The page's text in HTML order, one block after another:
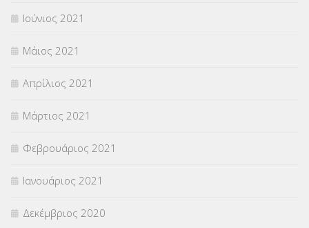
Ιούνιος 2021
Μάιος 2021
Απρίλιος 2021
Μάρτιος 2021
Φεβρουάριος 2021
Ιανουάριος 2021
Δεκέμβριος 2020